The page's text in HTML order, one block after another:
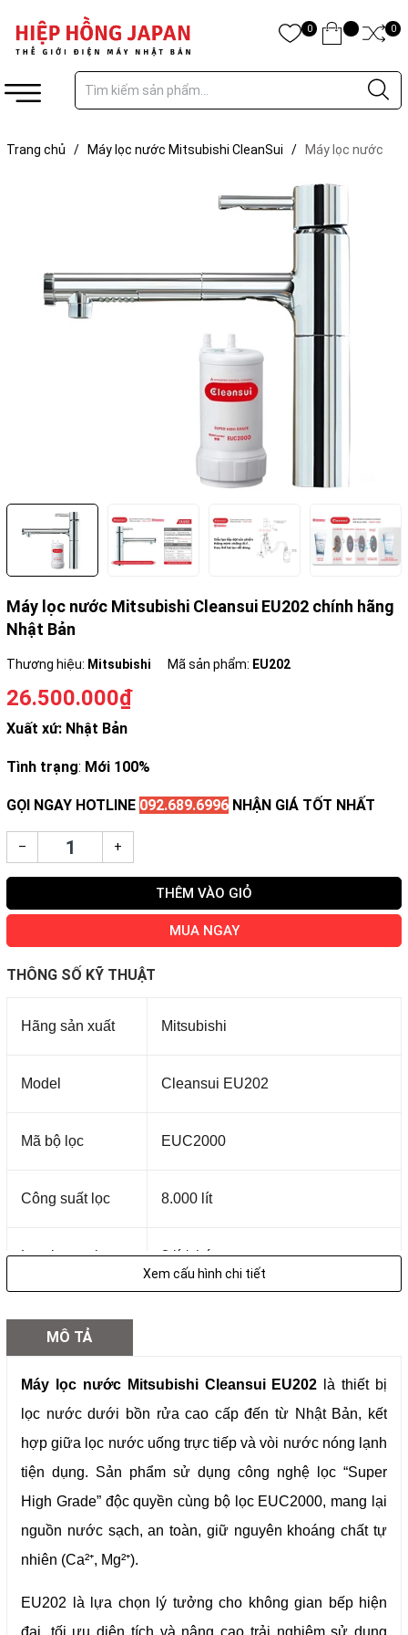
0 0
Trang chủ / Máy lọc nước Mitsubishi CleanSui /
Máy lọc nước
Máy lọc nước Mitsubishi Cleansui EU202 chính hãng
Nhật Bản
Thương hiệu: Mitsubishi Mã sản phẩm: EU202
26.500.000₫
Xuất xứ: Nhật Bản
Tình trạng: Mới 100%
GỌI NGAY HOTLINE 092.689.6996 NHẬN GIÁ TỐT NHẤT
– +
THÊM VÀO GIỎ
MUA NGAY
THÔNG SỐ KỸ THUẬT
Hãng sản xuất Mitsubishi
Model Cleansui EU202
Mã bộ lọc EUC2000
Công suất lọc 8.000 lít
Lưu lượng lọc 3 lít/phút
36–39 mm
Chất liệu
Xuất xứ Nhật Bản
Xem cấu hình chi tiết
MÔ TẢ
Máy lọc nước Mitsubishi Cleansui EU202 là thiết bị
lọc nước dưới bồn rửa cao cấp đến từ Nhật Bản, kết
hợp giữa lọc nước uống trực tiếp và vòi nước nóng lạnh
tiện dụng. Sản phẩm sử dụng công nghệ lọc “Super
High Grade” độc quyền cùng bộ lọc EUC2000, mang lại
nguồn nước sạch, an toàn, giữ nguyên khoáng chất tự
nhiên (Ca²⁺, Mg²⁺).
EU202 là lựa chọn lý tưởng cho không gian bếp hiện
đại, tối ưu diện tích và nâng cao trải nghiệm sử dụng